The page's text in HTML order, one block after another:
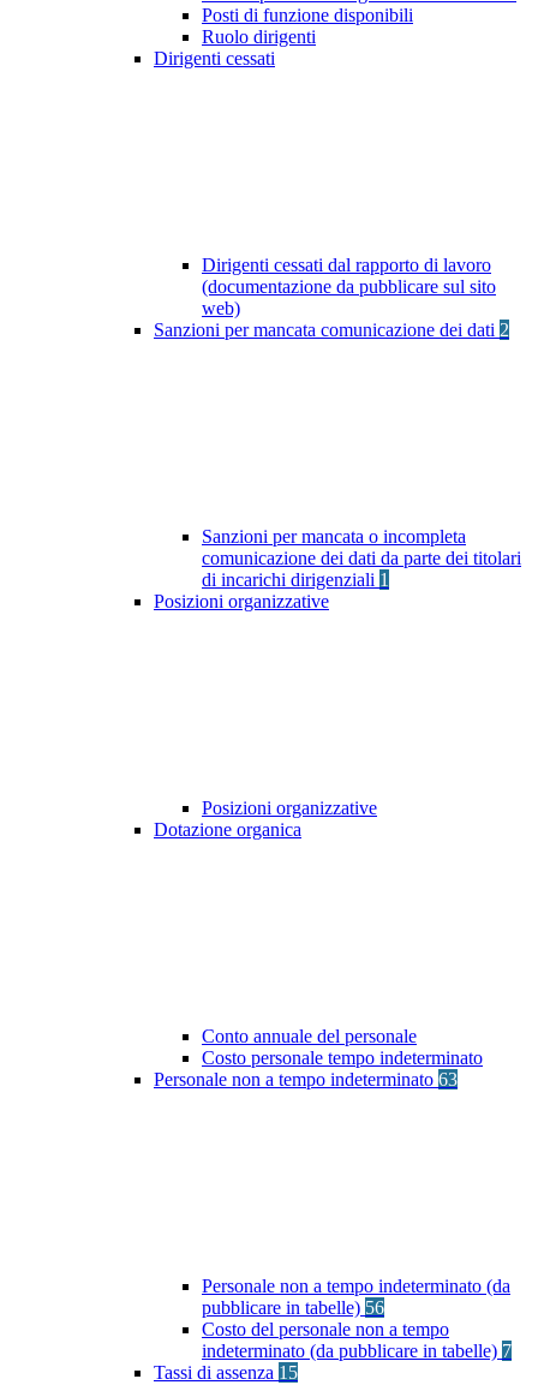
Posti di funzione disponibili
Ruolo dirigenti
Dirigenti cessati
Dirigenti cessati dal rapporto di lavoro
(documentazione da pubblicare sul sito
web)
Sanzioni per mancata comunicazione dei dati 2
Sanzioni per mancata o incompleta
comunicazione dei dati da parte dei titolari
di incarichi dirigenziali 1
Posizioni organizzative
Posizioni organizzative
Dotazione organica
Conto annuale del personale
Costo personale tempo indeterminato
Personale non a tempo indeterminato 63
Personale non a tempo indeterminato (da
pubblicare in tabelle) 56
Costo del personale non a tempo
indeterminato (da pubblicare in tabelle) 7
Tassi di assenza 15